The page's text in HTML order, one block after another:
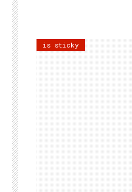
is sticky